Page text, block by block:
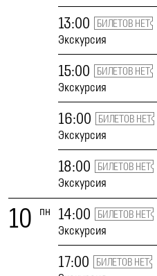
13:00 БИЛЕТОВ НЕТ
Экскурсия
15:00 БИЛЕТОВ НЕТ
Экскурсия
16:00 БИЛЕТОВ НЕТ
Экскурсия
18:00 БИЛЕТОВ НЕТ
Экскурсия
10 пн 14:00 БИЛЕТОВ НЕТ
Экскурсия
17:00 БИЛЕТОВ НЕТ